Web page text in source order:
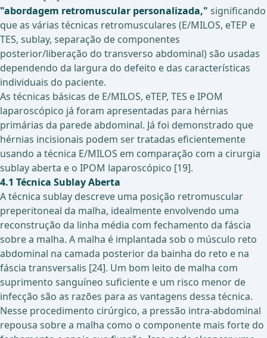
"abordagem retromuscular personalizada," significando
que as várias técnicas retromusculares (E/MILOS, eTEP e
TES, sublay, separação de componentes
posterior/liberação do transverso abdominal) são usadas
dependendo da largura do defeito e das características
individuais do paciente.
As técnicas básicas de E/MILOS, eTEP, TES e IPOM
laparoscópico já foram apresentadas para hérnias
primárias da parede abdominal. Já foi demonstrado que
hérnias incisionais podem ser tratadas eficientemente
usando a técnica E/MILOS em comparação com a cirurgia
sublay aberta e o IPOM laparoscópico [19].
4.1 Técnica Sublay Aberta
A técnica sublay descreve uma posição retromuscular
preperitoneal da malha, idealmente envolvendo uma
reconstrução da linha média com fechamento da fáscia
sobre a malha. A malha é implantada sob o músculo reto
abdominal na camada posterior da bainha do reto e na
fáscia transversalis [24]. Um bom leito de malha com
suprimento sanguíneo suficiente e um risco menor de
infecção são as razões para as vantagens dessa técnica.
Nesse procedimento cirúrgico, a pressão intra-abdominal
repousa sobre a malha como o componente mais forte do